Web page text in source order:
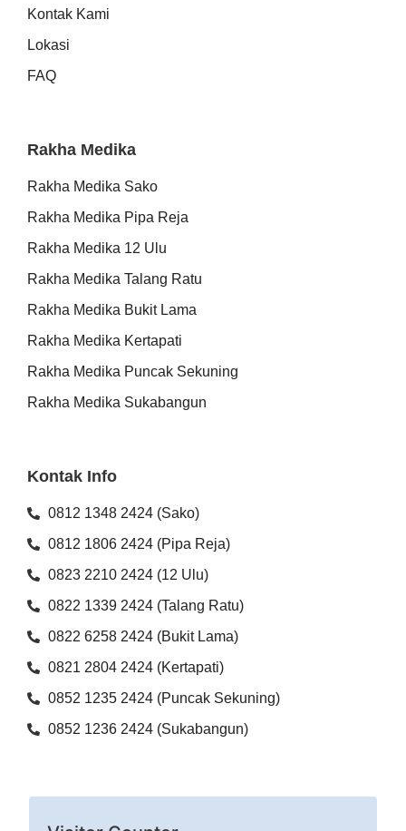
Kontak Kami
Lokasi
FAQ
Rakha Medika
Rakha Medika Sako
Rakha Medika Pipa Reja
Rakha Medika 12 Ulu
Rakha Medika Talang Ratu
Rakha Medika Bukit Lama
Rakha Medika Kertapati
Rakha Medika Puncak Sekuning
Rakha Medika Sukabangun
Kontak Info
0812 1348 2424 (Sako)
0812 1806 2424 (Pipa Reja)
0823 2210 2424 (12 Ulu)
0822 1339 2424 (Talang Ratu)
0822 6258 2424 (Bukit Lama)
0821 2804 2424 (Kertapati)
0852 1235 2424 (Puncak Sekuning)
0852 1236 2424 (Sukabangun)